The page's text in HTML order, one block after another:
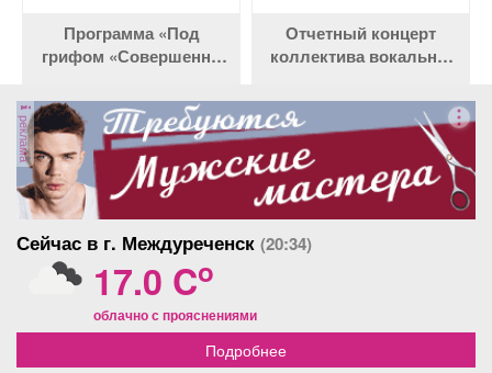
Программа «Под
грифом «Совершенно
Отчетный концерт
коллектива вокально-
«Калейдоскоп»
реклама
Сейчас в г. Междуреченск (20:34)
17.0 Co
облачно с прояснениями
Подробнее